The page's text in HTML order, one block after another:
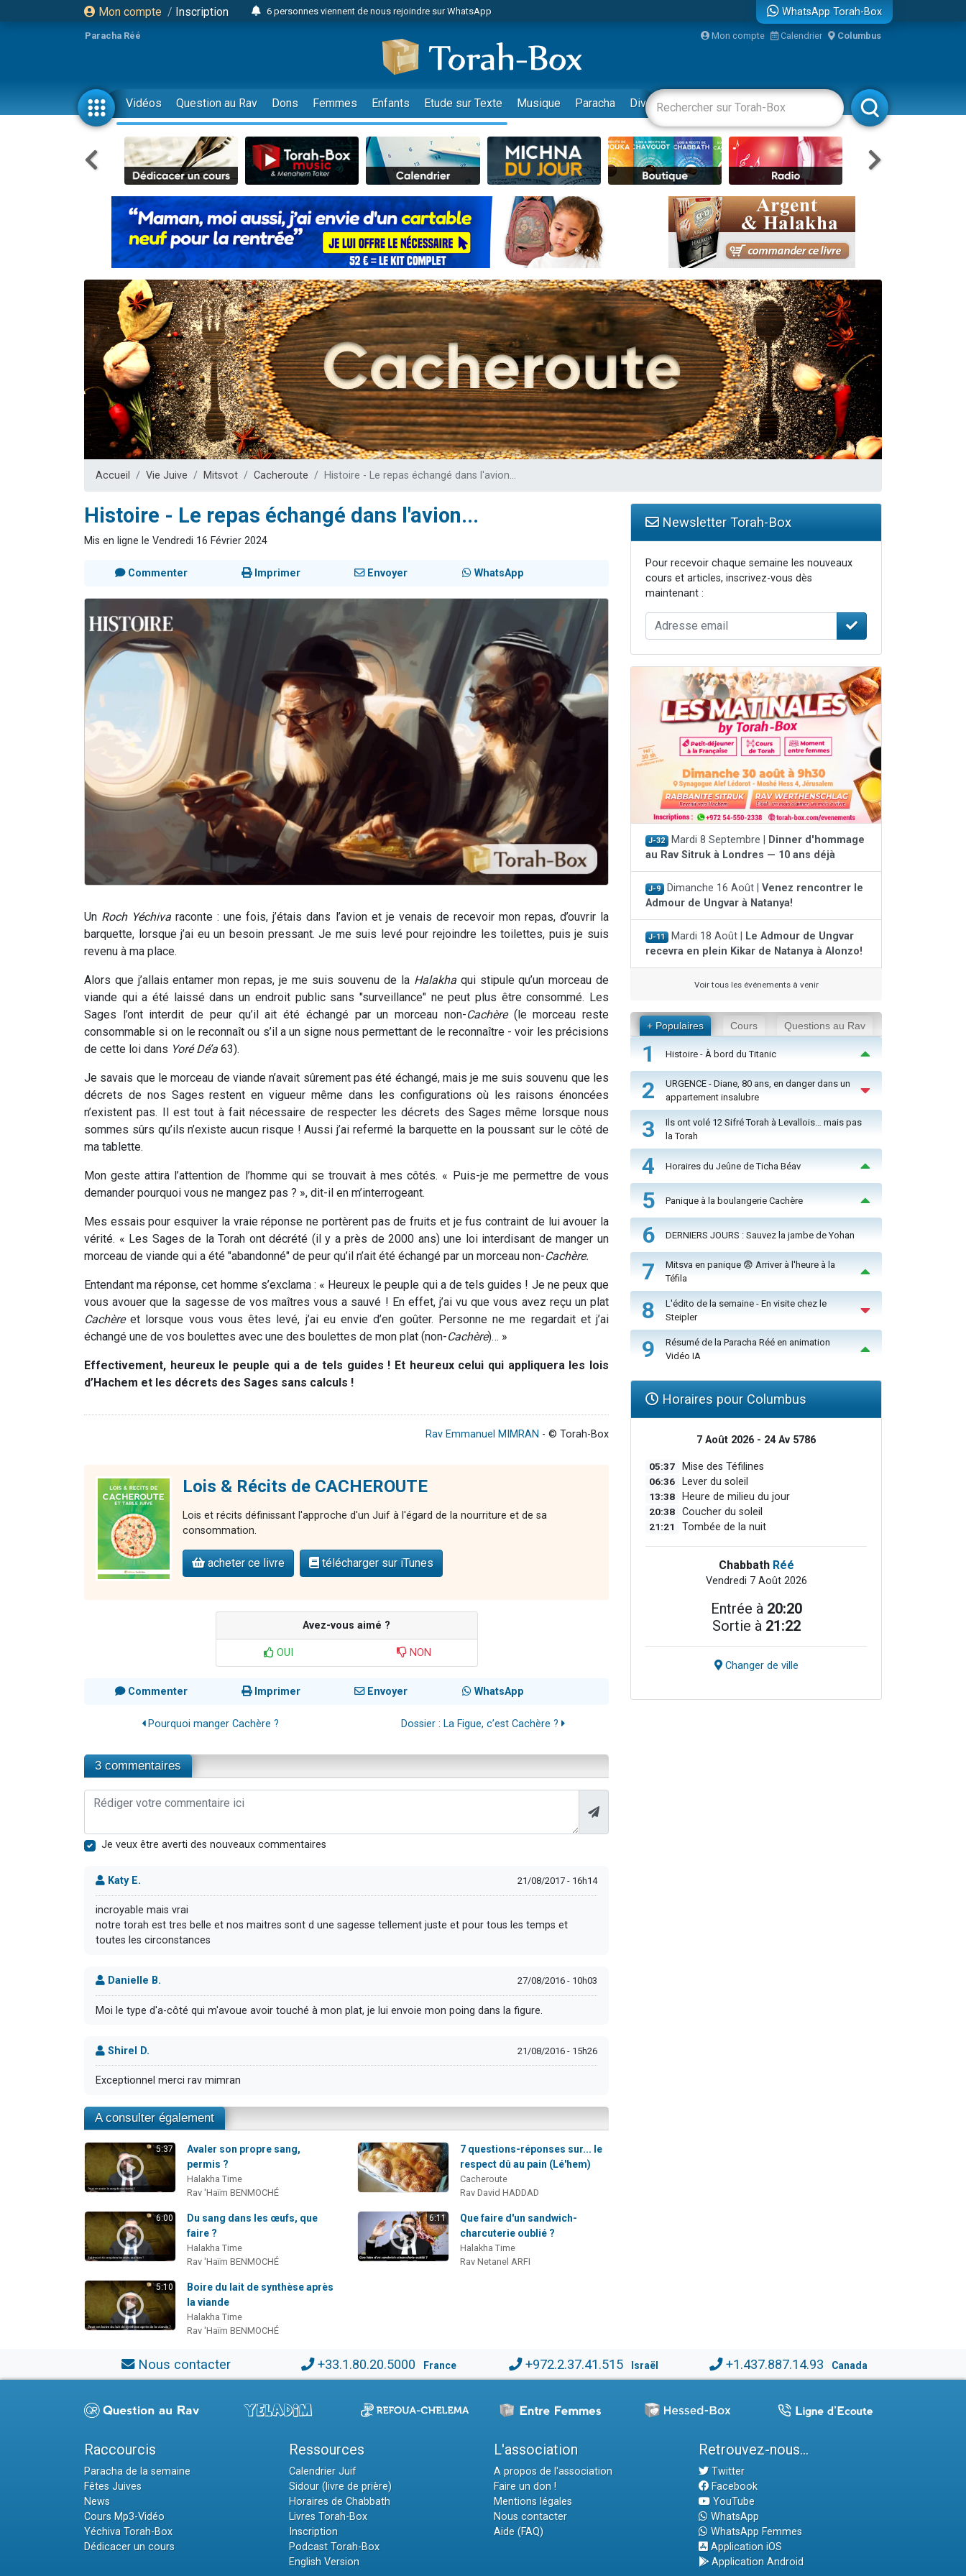
Mon compte / Inscription
6 personnes viennent de nous rejoindre sur WhatsApp
2 personnes viennent de faire un don pour 1 Journée de Vacances Pour les Enfants
17 personnes viennent de demander une bénédiction
4 personnes viennent de nous rejoindre sur WhatsApp
Il reste 49 places pour étudier en groupe sur Zoom
23 personnes viennent de faire un don pour Diane, 80 ans, dans un appartement insalubre
Eva vient de donner son Maasser
4 personnes viennent de nous rejoindre sur WhatsApp
3 personnes viennent de nous rejoindre sur WhatsApp
3 personnes viennent de faire un don pour 5 jours de vacances aux Orphelins
Odaya vient de donner son Maasser
13 personnes viennent de demander une bénédiction
2 personnes viennent de nous rejoindre sur WhatsApp
30 personnes viennent de faire un don pour Sauvez la jambe de Yohan
Il reste 49 places pour étudier en groupe sur Zoom
12 nouvelles musiques dans Torah-Box Music
3 personnes viennent de nous rejoindre sur WhatsApp
2 personnes viennent de nous rejoindre sur WhatsApp
2 personnes viennent de nous rejoindre sur WhatsApp
WhatsApp Torah-Box
Paracha Réé Mon compte Calendrier Columbus
Vidéos Question au Rav Dons Femmes Enfants Etude sur Texte Musique Paracha Divertissements Livres Rabbanim
Accueil Vie Juive Mitsvot Cacheroute Histoire - Le repas échangé dans l'avion...
Histoire - Le repas échangé dans l'avion...
Mis en ligne le Vendredi 16 Février 2024
Commenter Imprimer Envoyer WhatsApp
Un Roch Yéchiva raconte : une fois, j’étais dans l’avion et je venais de recevoir mon repas, d’ouvrir la
barquette, lorsque j’ai eu un besoin pressant. Je me suis levé pour rejoindre les toilettes, puis je suis
revenu à ma place.
Alors que j’allais entamer mon repas, je me suis souvenu de la Halakhaqui stipule qu’un morceau de
viande qui a été laissé dans un endroit public sans "surveillance" ne peut plus être consommé. Les
Sages l’ont interdit de peur qu’il ait été échangé par un morceau non-Cachère (le morceau reste
consommable si on le reconnaît ou s’il a un signe nous permettant de le reconnaître - voir les précisions
de cette loi dans Yoré Dé’a 63).
Je savais que le morceau de viande n’avait sûrement pas été échangé, mais je me suis souvenu que les
décrets de nos Sages restent en vigueur même dans les configurations où les raisons énoncées
n’existent pas. Il est tout à fait nécessaire de respecter les décrets des Sages même lorsque nous
sommes sûrs qu’ils n’existe aucun risque ! Aussi j’ai refermé la barquette en la poussant sur le côté de
ma tablette.
Mon geste attira l’attention de l’homme qui se trouvait à mes côtés. « Puis-je me permettre de vous
demander pourquoi vous ne mangez pas ? », dit-il en m’interrogeant.
Mes essais pour esquiver la vraie réponse ne portèrent pas de fruits et je fus contraint de lui avouer la
vérité. « Les Sages de la Torah ont décrété (il y a près de 2000 ans) une loi interdisant de manger un
morceau de viande qui a été "abandonné" de peur qu’il n’ait été échangé par un morceau non-Cachère.
Entendant ma réponse, cet homme s’exclama : « Heureux le peuple qui a de tels guides ! Je ne peux que
vous avouer que la sagesse de vos maîtres vous a sauvé ! En effet, j’ai vu que vous avez reçu un plat
Cachèreet lorsque vous vous êtes levé, j’ai eu envie d’en goûter. Personne ne me regardait et j’ai
échangé une de vos boulettes avec une des boulettes de mon plat (non-Cachère)… »
Effectivement, heureux le peuple qui a de tels guides ! Et heureux celui qui appliquera les lois
d’Hachem et les décrets des Sages sans calculs !
Rav Emmanuel MIMRAN - © Torah-Box
Lois & Récits de CACHEROUTE
Lois et récits définissant l'approche d'un Juif à l'égard de la nourriture et de sa
consommation.
acheter ce livre télécharger sur iTunes
Avez-vous aimé ?
OUI NON
Commenter Imprimer Envoyer WhatsApp
Pourquoi manger Cachère ? Dossier : La Figue, c’est Cachère ?
3 commentaires
Je veux être averti des nouveaux commentaires
Katy E. 21/08/2017 - 16h14
incroyable mais vrai
notre torah est tres belle et nos maitres sont d une sagesse tellement juste et pour tous les temps et
toutes les circonstances
Danielle B. 27/08/2016 - 10h03
Moi le type d'a-côté qui m'avoue avoir touché à mon plat, je lui envoie mon poing dans la figure.
Shirel D. 21/08/2016 - 15h26
Exceptionnel merci rav mimran
A consulter également
5:37
Avaler son propre sang,
permis ?
Halakha Time
Rav 'Haïm BENMOCHÉ
7 questions-réponses sur... le
respect dû au pain (Lé'hem)
Cacheroute
Rav David HADDAD
6:00
Du sang dans les œufs, que
faire ?
Halakha Time
Rav 'Haïm BENMOCHÉ
6:11
Que faire d'un sandwich-
charcuterie oublié ?
Halakha Time
Rav Netanel ARFI
5:10
Boire du lait de synthèse après
la viande
Halakha Time
Rav 'Haïm BENMOCHÉ
Newsletter Torah-Box
Pour recevoir chaque semaine les nouveaux
cours et articles, inscrivez-vous dès
maintenant :
J-32 Mardi 8 Septembre |
Dinner d'hommage
au Rav Sitruk à Londres — 10 ans déjà
J-9 Dimanche 16 Août | Venez rencontrer le
Admour de Ungvar à Natanya!
J-11 Mardi 18 Août |
Le Admour de Ungvar
recevra en plein Kikar de Natanya à Alonzo!
Voir tous les événements à venir
+ Populaires Cours Questions au Rav
1 Histoire - À bord du Titanic
2
URGENCE - Diane, 80 ans, en danger dans un
appartement insalubre
3
Ils ont volé 12 Sifré Torah à Levallois… mais pas
la Torah
4 Horaires du Jeûne de Ticha Béav
5 Panique à la boulangerie Cachère
6 DERNIERS JOURS : Sauvez la jambe de Yohan
7
Mitsva en panique 😨 Arriver à l'heure à la
Téfila
8
L'édito de la semaine - En visite chez le
Steipler
9
Résumé de la Paracha Réé en animation
Vidéo IA
Horaires pour Columbus
7 Août 2026 - 24 Av 5786
05:37 Mise des Téfilines
06:36 Lever du soleil
13:38 Heure de milieu du jour
20:38 Coucher du soleil
21:21 Tombée de la nuit
Chabbath Réé
Vendredi 7 Août 2026
Entrée à 20:20
Sortie à 21:22
Changer de ville
Nous contacter +33.1.80.20.5000 France +972.2.37.41.515 Israël +1.437.887.14.93 Canada
Raccourcis
Paracha de la semaine
Fêtes Juives
News
Cours Mp3-Vidéo
Yéchiva Torah-Box
Dédicacer un cours
Ressources
Calendrier Juif
Sidour (livre de prière)
Horaires de Chabbath
Livres Torah-Box
Inscription
Podcast Torah-Box
English Version
L'association
A propos de l'association
Faire un don !
Mentions légales
Nous contacter
Aide (FAQ)
Retrouvez-nous...
Twitter
Facebook
YouTube
WhatsApp
WhatsApp Femmes
Application iOS
Application Android